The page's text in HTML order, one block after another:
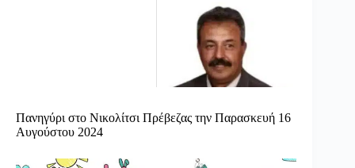
Πανηγύρι στο Νικολίτσι Πρέβεζας την Παρασκευή 16
Αυγούστου 2024